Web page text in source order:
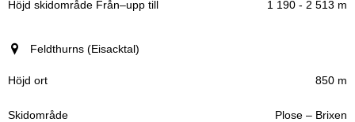
1 190 - 2 513 m
Feldthurns (Eisacktal)
850 m
Plose – Brixen